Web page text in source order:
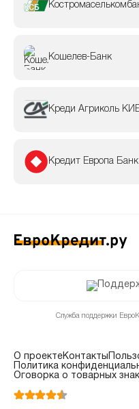
Кошелев-Банк
Креди Агриколь
Кредит Европа Банк
Служба поддержки
О проектеКонтакты
Политика
Оговорка о товарных